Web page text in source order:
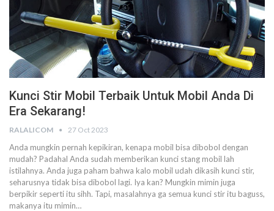
Kunci Stir Mobil Terbaik Untuk Mobil Anda Di
Era Sekarang!
RALALICOM 27 Oct 2023
Anda mungkin pernah kepikiran, kenapa mobil bisa dibobol dengan
mudah? Padahal Anda sudah memberikan kunci stang mobil lah
istilahnya. Anda juga paham bahwa kalo mobil udah dikasih kunci stir,
seharusnya tidak bisa dibobol lagi. Iya kan? Mungkin mimin juga
berpikir seperti itu sihh. Tapi, masalahnya ga semua kunci stir itu baguss,
makanya itu mimin…